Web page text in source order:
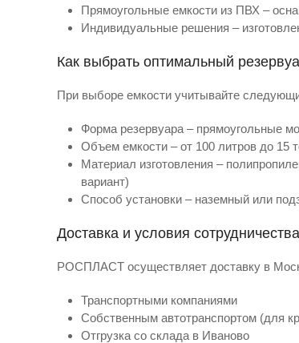
Прямоугольные емкости из ПВХ –
Индивидуальные решения –
Как выбрать оптимальный
При выборе емкости учитывайте
Форма резервуара – прямоугольные
Объем емкости – от 100 литров до 15
Материал изготовления –
вариант)
Способ установки – наземный или
Доставка и условия сотрудничества
РОСПЛАСТ осуществляет доставку в
Транспортными компаниями
Собственным автотранспортом (для
Отгрузка со склада в Иваново